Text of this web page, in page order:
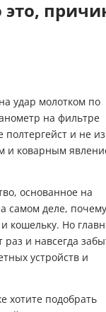
Я принимаю
передачи
удар молотком по
на фильтре
и не
и коварным
основанное на
самом деле,
кошельку. Но
и навсегда
устройств и
хотите подобрать